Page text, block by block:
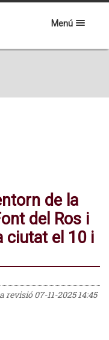
Menú
de la
del Ros i
ciutat el 10 i
revisió07-11-2025 14:45